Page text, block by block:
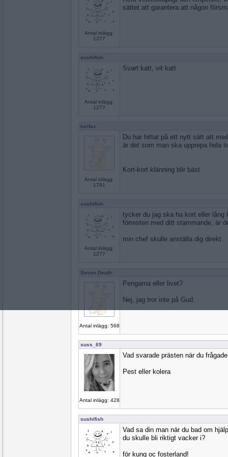
Antal inlägg:
1277
sättet att garantera att någon
sushifish
Antal inlägg:
1277
Svart katt, vit katt
lurifax
Antal inlägg:
1781
Du har hittat på ett nytt sätt att
är det som man ska upprepa hela
Kort-kort klänning blir bäst
sushifish
Antal inlägg:
1277
tycker du jag ska ha kort eller lång
förresten med ditt stammande, är
min chef skulle anställa dig direkt
Seven Death
Antal inlägg: 568
Pengarna eller livet?
Nej, jag tror inte på Gud.
suss_69
Antal inlägg: 428
Vad svarade prästen när du
Pest eller kolera
sushifish
Vad sa din man när du bad om
du skulle bli riktigt vacker i?
för kung oc fosterland!